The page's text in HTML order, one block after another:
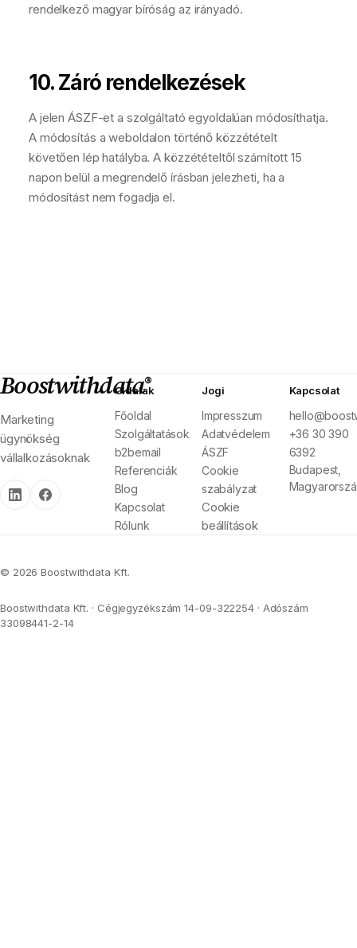
rendelkező magyar bíróság az irányadó.
10. Záró rendelkezések
A jelen ÁSZF-et a szolgáltató egyoldalúan módosíthatja.
A módosítás a weboldalon történő közzétételt
követően lép hatályba. A közzétételtől számított 15
napon belül a megrendelő írásban jelezheti, ha a
módosítást nem fogadja el.
Boostwithdata®
Marketing
ügynökség
vállalkozásoknak
Oldalak
Főoldal
Szolgáltatások
b2bemail
Referenciák
Blog
Kapcsolat
Rólunk
Jogi
Impresszum
Adatvédelem
ÁSZF
Cookie
szabályzat
Cookie
beállítások
Kapcsolat
+36 30 390
6392
Budapest,
© 2026 Boostwithdata Kft.
Boostwithdata Kft. · Cégjegyzékszám 14-09-322254 · Adószám
33098441-2-14